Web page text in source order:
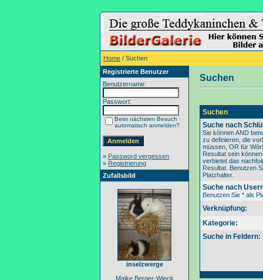
Home / Suchen
Registrierte Benutzer
Benutzername:
Passwort:
Beim nächsten Besuch
automatisch anmelden?
» Password vergessen
» Registrierung
Zufallsbild
inselzwerge
Maike Berger-Wieck
Suchen
Suchen
Suche nach
Sie können AND
zu definieren, die
müssen, OR für
Resultat sein
verbietet das
Resultat. Benutzen
Platzhalter.
Suche nach
Benutzen Sie * als
Verknüpfung:
Kategorie:
Suche in Feldern: